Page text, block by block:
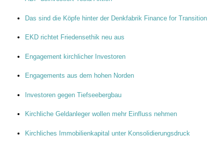
Das sind die Köpfe hinter der Denkfabrik Finance for Transition
EKD richtet Friedensethik neu aus
Engagement kirchlicher Investoren
Engagements aus dem hohen Norden
Investoren gegen Tiefseebergbau
Kirchliche Geldanleger wollen mehr Einfluss nehmen
Kirchliches Immobilienkapital unter Konsolidierungsdruck